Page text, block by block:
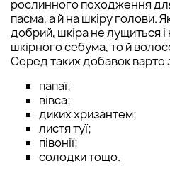
рослинного походження
пасма, а й на шкіру голови.
добрий, шкіра не лущиться
шкірного себума, то й
Серед таких добавок варто
папаї;
вівса;
диких хризантем;
листя туї;
півонії;
солодки тощо.